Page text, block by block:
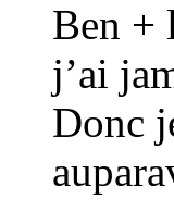
Ben +
j’ai
Donc